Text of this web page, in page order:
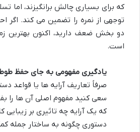
که برای بسیاری چالش برانگیزند، اما
توجهی از نمره را تضمین می کند. اگر
دو بخش ضعف دارید، اکنون بهترین
است.
یادگیری مفهومی به جای حفظ
صرفاً تعاریف آرایه ها یا قواعد
سعی کنید مفهوم اصلی آن ها را
که یک آرایه چه تاثیری بر زیبایی
دستوری چگونه به ساختار جمله